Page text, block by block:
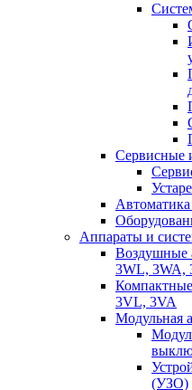
Сервисные
Автоматика
Аппараты и
Воздушные
3WL, 3WA,
3VL, 3VA
Модульная
(УЗО)